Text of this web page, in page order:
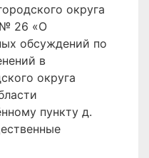
округа
№ 26 «О
обсуждений по
в
округа
пункту д.